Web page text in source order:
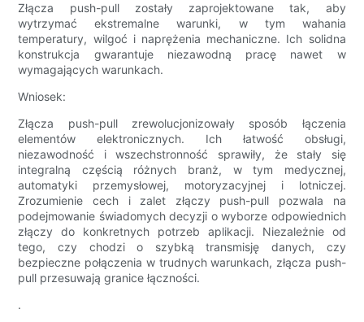
Złącza push-pull zostały zaprojektowane tak, aby
wytrzymać ekstremalne warunki, w tym wahania
temperatury, wilgoć i naprężenia mechaniczne. Ich solidna
konstrukcja gwarantuje niezawodną pracę nawet w
wymagających warunkach.
Wniosek:
Złącza push-pull zrewolucjonizowały sposób łączenia
elementów elektronicznych. Ich łatwość obsługi,
niezawodność i wszechstronność sprawiły, że stały się
integralną częścią różnych branż, w tym medycznej,
automatyki przemysłowej, motoryzacyjnej i lotniczej.
Zrozumienie cech i zalet złączy push-pull pozwala na
podejmowanie świadomych decyzji o wyborze odpowiednich
złączy do konkretnych potrzeb aplikacji. Niezależnie od
tego, czy chodzi o szybką transmisję danych, czy
bezpieczne połączenia w trudnych warunkach, złącza push-
pull przesuwają granice łączności.
.